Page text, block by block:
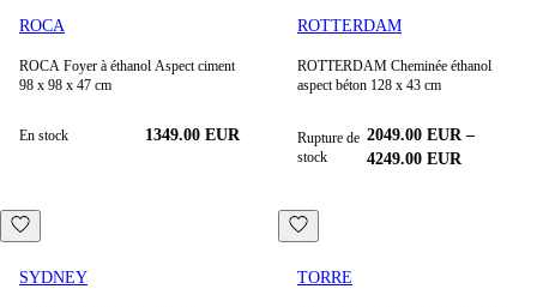
ROCA
ROCA Foyer à éthanol Aspect ciment
98 x 98 x 47 cm
En stock 1349.00 EUR
ROTTERDAM
ROTTERDAM Cheminée éthanol
aspect béton 128 x 43 cm
Rupture de
stock
2049.00 EUR –
4249.00 EUR
SYDNEY TORRE